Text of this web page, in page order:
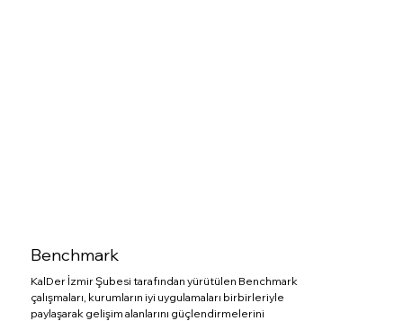
Benchmark
KalDer İzmir Şubesi tarafından yürütülen Benchmark
çalışmaları, kurumların iyi uygulamaları birbirleriyle
paylaşarak gelişim alanlarını güçlendirmelerini